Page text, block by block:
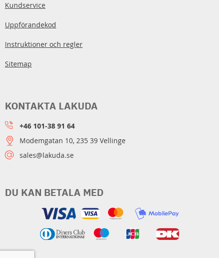
Kundservice
Uppförandekod
Instruktioner och regler
Sitemap
DU KAN BETALA MED
KONTAKTA LAKUDA
+46 101-38 91 64
Modemgatan 10, 235 39 Vellinge
sales@lakuda.se